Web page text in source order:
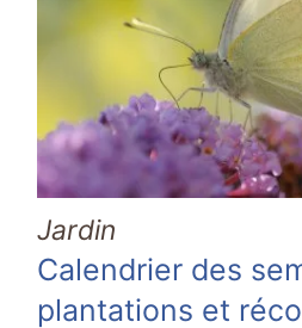
Jardin
Calendrier des
plantations et